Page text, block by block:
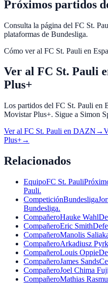
Próximos partidos
Consulta la página del FC St.
plataformas de Bundesliga.
Cómo ver al FC St. Pauli en
Ver al FC St. Pauli
Plus+
Los partidos del FC St. Pauli en
Movistar Plus+. Sigue a Simon
Ver al FC St. Pauli en DAZN →
Plus+→
Relacionados
EquipoFC St. Pauli
Pauli.
CompeticiónBundesliga
Bundesliga.
CompañeroHauke Wahl
CompañeroEric Smith
CompañeroManolis
CompañeroArkadiusz
CompañeroLouis Oppie
CompañeroJames Sands
CompañeroJoel Chima
CompañeroMathias